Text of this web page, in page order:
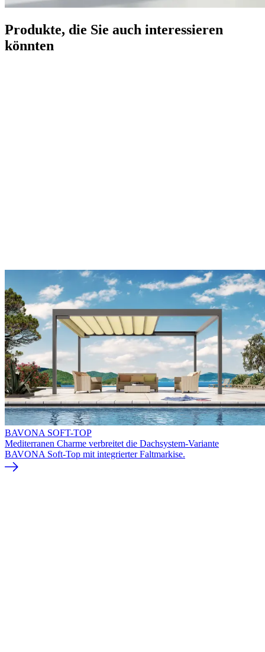
Produkte, die Sie auch interessieren
könnten
BAVONA SOFT-TOP
Mediterranen Charme verbreitet die Dachsystem-Variante
BAVONA Soft-Top mit integrierter Faltmarkise.